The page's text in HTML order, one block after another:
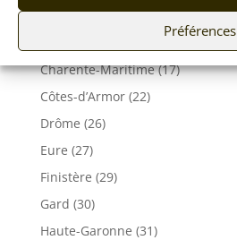
Préférences
Corse (2A 2B)
Charente-Maritime (17)
Côtes-d’Armor (22)
Drôme (26)
Eure (27)
Finistère (29)
Gard (30)
Haute-Garonne (31)